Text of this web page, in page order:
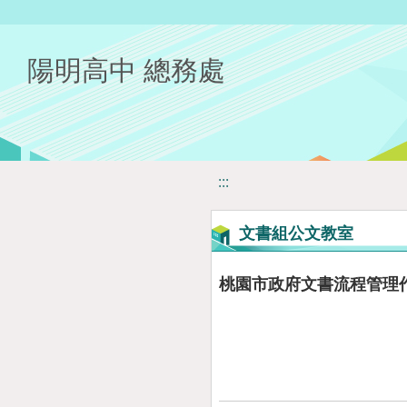
陽明高中 總務處
:::
文書組公文教室
桃園市政府文書流程管理